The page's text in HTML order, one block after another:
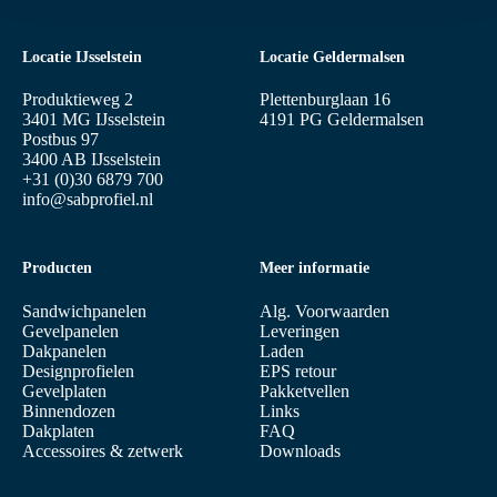
Locatie IJsselstein
Produktieweg 2
3401 MG IJsselstein
Postbus 97
3400 AB IJsselstein
+31 (0)30 6879 700
info@sabprofiel.nl
Producten
Sandwichpanelen
Gevelpanelen
Dakpanelen
Designprofielen
Gevelplaten
Binnendozen
Dakplaten
Accessoires & zetwerk
Meer informatie
Alg. Voorwaarden
Leveringen
Laden
EPS retour
Pakketvellen
Links
FAQ
Downloads
Locatie Geldermalsen
Plettenburglaan 16
4191 PG Geldermalsen